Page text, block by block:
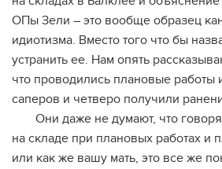
ОПы Зели – это вообще образец
идиотизма. Вместо того что бы
устранить ее. Нам опять
что проводились плановые работы
саперов и четверо получили
Они даже не думают, что
на складе при плановых работах и
или как же вашу мать, это все же